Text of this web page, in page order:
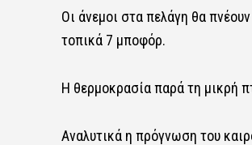
Οι άνεμοι στα πελάγη θα
τοπικά 7 μποφόρ.
Η θερμοκρασία παρά τη μικρή
Αναλυτικά η πρόγνωση του